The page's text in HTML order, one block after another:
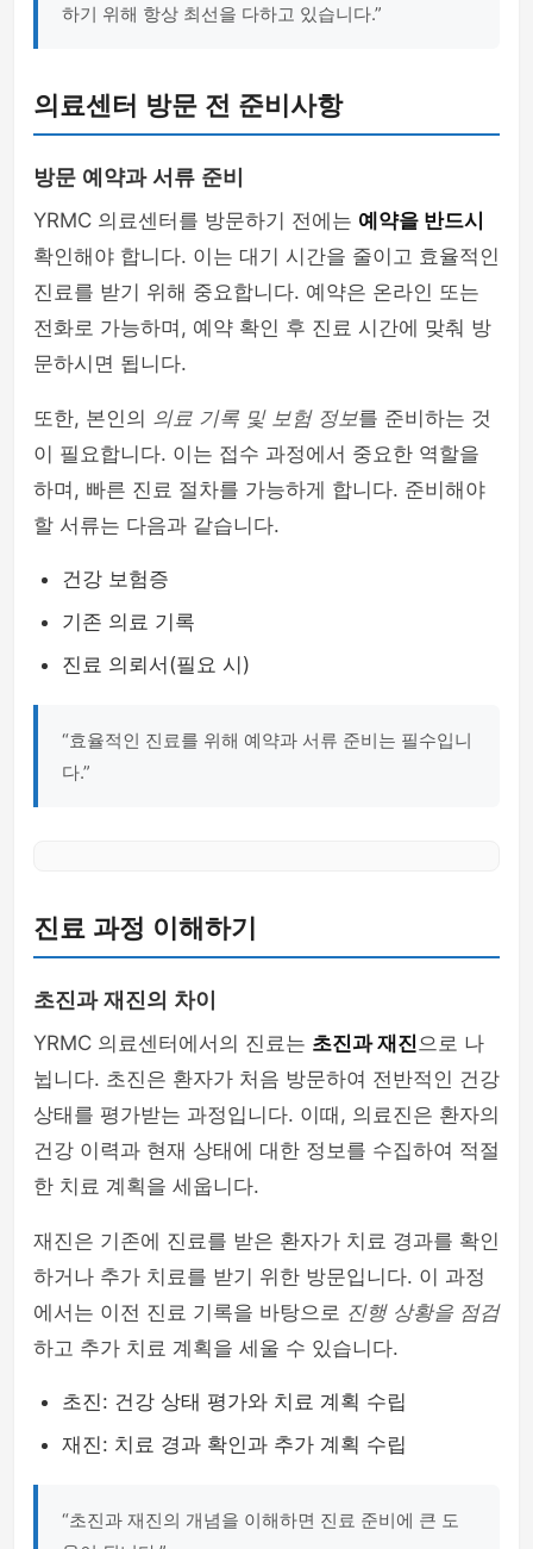
하기 위해 항상 최선을 다하고 있습니다.”
의료센터 방문 전 준비사항
방문 예약과 서류 준비
YRMC 의료센터를 방문하기 전에는 예약을 반드시
확인해야 합니다. 이는 대기 시간을 줄이고 효율적인
진료를 받기 위해 중요합니다. 예약은 온라인 또는
전화로 가능하며, 예약 확인 후 진료 시간에 맞춰 방
문하시면 됩니다.
또한, 본인의 의료 기록 및 보험 정보를 준비하는 것
이 필요합니다. 이는 접수 과정에서 중요한 역할을
하며, 빠른 진료 절차를 가능하게 합니다. 준비해야
할 서류는 다음과 같습니다.
건강 보험증
기존 의료 기록
진료 의뢰서(필요 시)
“효율적인 진료를 위해 예약과 서류 준비는 필수입니
다.”
진료 과정 이해하기
초진과 재진의 차이
YRMC 의료센터에서의 진료는 초진과 재진으로 나
뉩니다. 초진은 환자가 처음 방문하여 전반적인 건강
상태를 평가받는 과정입니다. 이때, 의료진은 환자의
건강 이력과 현재 상태에 대한 정보를 수집하여 적절
한 치료 계획을 세웁니다.
재진은 기존에 진료를 받은 환자가 치료 경과를 확인
하거나 추가 치료를 받기 위한 방문입니다. 이 과정
에서는 이전 진료 기록을 바탕으로 진행 상황을 점검
하고 추가 치료 계획을 세울 수 있습니다.
초진: 건강 상태 평가와 치료 계획 수립
재진: 치료 경과 확인과 추가 계획 수립
“초진과 재진의 개념을 이해하면 진료 준비에 큰 도